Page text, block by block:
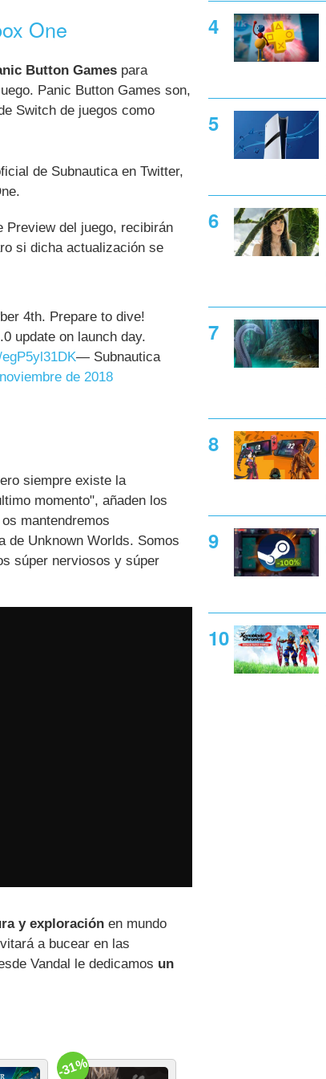
One
Button Games para
Panic Button Games son,
Switch de juegos como
de Subnautica en Twitter,
Preview del juego, recibirán
si dicha actualización se
4th. Prepare to dive!
update on launch day.
— Subnautica
de 2018
siempre existe la
momento", añaden los
mantendremos
de Unknown Worlds. Somos
súper nerviosos y súper
y exploración en mundo
a bucear en las
Vandal le dedicamos un
-31%